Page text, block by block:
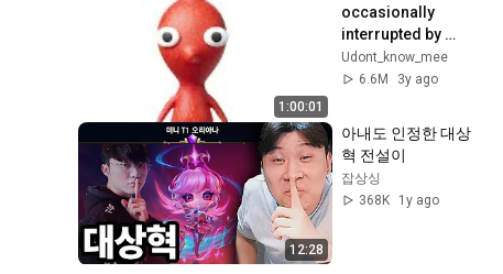
1:00:01
occasionally
interrupted by
Pikmin
Udont_know_mee
6.6M
3y ago
12:28
아내도 인정한 대상
혁 전설이
잡상싱
368K
1y ago